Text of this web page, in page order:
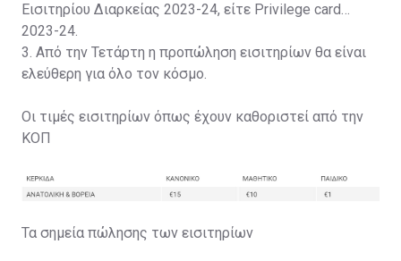
Εισιτηρίου Διαρκείας 2023-24, είτε Privilege card
2023-24.
3. Από την Τετάρτη η προπώληση εισιτηρίων θα είναι
ελεύθερη για όλο τον κόσμο.
Οι τιμές εισιτηρίων όπως έχουν καθοριστεί από την
ΚΟΠ
Τα σημεία πώλησης των εισιτηρίων